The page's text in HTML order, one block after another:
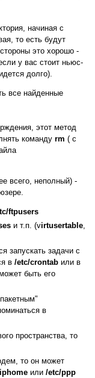
начиная с
то есть будут
это хорошо -
у вас стоит ньюс-
долго).
все найденные
этот метод
команду rm ( с
всего, неполный) -
ftpusers
и т.п. (virtusertable,
запускать задачи с
в /etc/crontab или в
быть его
в
пространства, то
то он может
или /etc/ppp